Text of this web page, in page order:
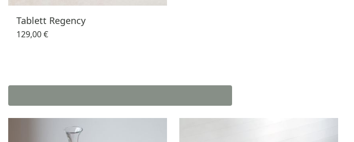
Tablett Regency
129,00 €